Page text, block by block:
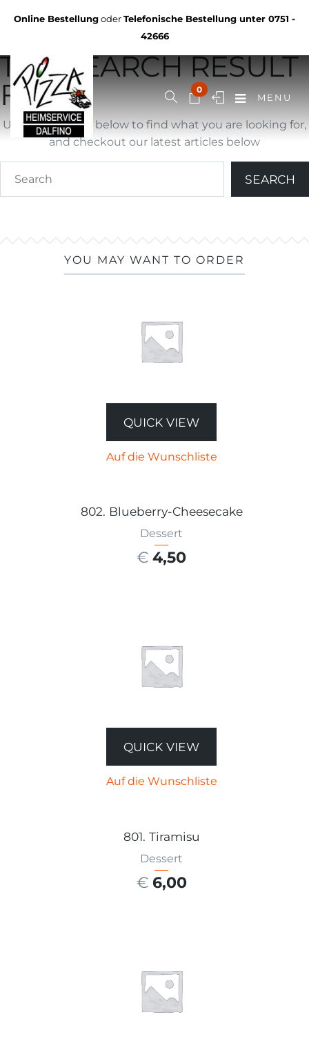
Online BestellungoderTelefonische Bestellung unter 0751 -
42666
0
MENU
YOU ARE BROWSING
THE SEARCH RESULT
FOR ""
Use search form below to find what you are looking for,
and checkout our latest articles below
YOU MAY WANT TO ORDER
QUICK VIEW
Auf die Wunschliste
802. Blueberry-Cheesecake
Dessert
€ 4,50
QUICK VIEW
Auf die Wunschliste
801. Tiramisu
Dessert
€ 6,00